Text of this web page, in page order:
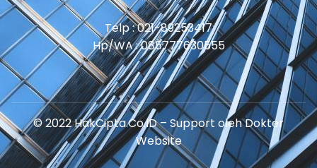
Telp : 021-89253417
Hp/WA : 085777630555
© 2022 HakCipta.Co.ID – Support olehDokter
Website